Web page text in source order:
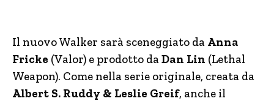
Il nuovo Walker sarà sceneggiato da Anna
Fricke (Valor) e prodotto daDan Lin (Lethal
Weapon). Come nella serie originale, creata da
Albert S. Ruddy & Leslie Greif, anche il